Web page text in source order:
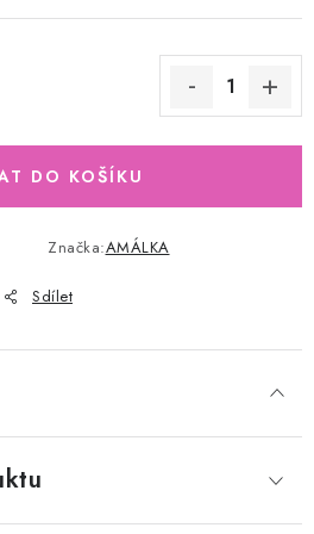
DO KOŠÍKU
Značka:AMÁLKA
Sdílet